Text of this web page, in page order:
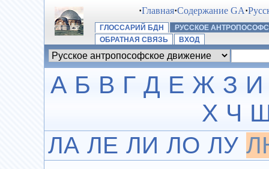
·Главная·Содержание GA·
ГЛОССАРИЙ БДН
РУССКОЕ
ОБРАТНАЯ СВЯЗЬ
ВХОД
А Б В Г Д Е Ж З И
Х Ч
ЛА ЛЕ ЛИ ЛО ЛУ